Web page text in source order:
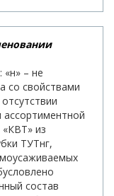
«н» – не
со свойствами
ассортиментной
из
ТУТнг,
состав